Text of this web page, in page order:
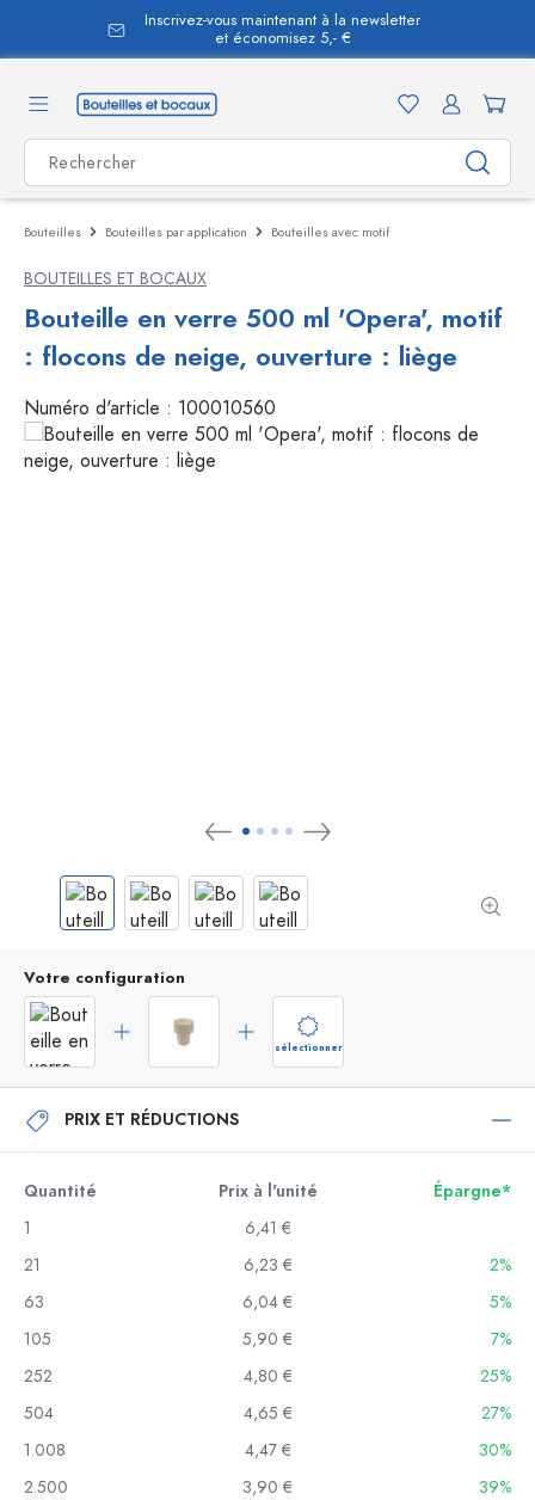
principal
Inscrivez-vous maintenant à la newsletter
et économisez 5,- €
Bouteilles Bouteilles par application Bouteilles avec motif
BOUTEILLES ET BOCAUX
Bouteille en verre 500 ml 'Opera', motif
: flocons de neige, ouverture : liège
Numéro d'article : 100010560
Votre configuration
sélectionner
PRIX ET RÉDUCTIONS
Quantité Prix à l'unité
Épargne*
1
6,41 €
21
6,23 €
2%
63
6,04 €
5%
105
5,90 €
7%
252
4,80 €
25%
504
4,65 €
27%
1.008
4,47 €
30%
2.500
3,90 € 39%